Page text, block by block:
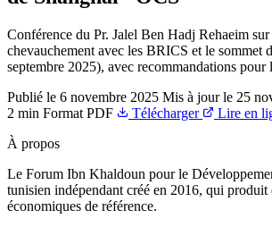
Conférence du Pr. Jalel Ben Hadj Rehaeim
chevauchement avec les BRICS et le sommet
septembre 2025), avec recommandations pour
Publié le 6 novembre 2025 Mis à jour le 25
2 min Format PDF Télécharger
Lire en
À propos
Le Forum Ibn Khaldoun pour le
tunisien indépendant créé en 2016, qui produit
économiques de référence.